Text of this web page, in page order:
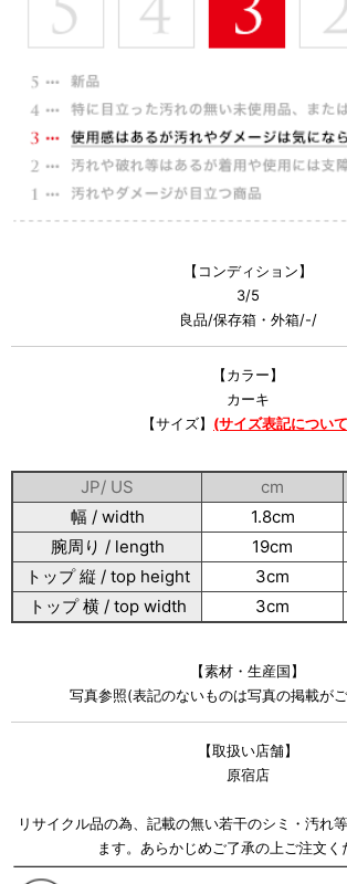
【コンディション】
3/5
良品/保存箱・外箱/-/
【カラー】
カーキ
【サイズ】 (サイズ表記につい
JP/ US cm
幅 / width
1.8cm
腕周り / length
19cm
トップ 縦 / top height
3cm
トップ 横 / top width
3cm
【素材・生産国】
写真参照(表記のないものは写真の掲載が
【取扱い店舗】
原宿店
リサイクル品の為、記載の無い若干のシミ・汚れ
ます。あらかじめご了承の上ご注文く